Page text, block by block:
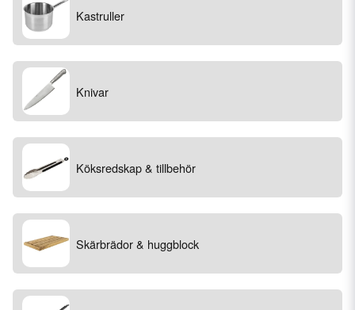
Kastruller
Knivar
Köksredskap & tillbehör
Skärbrädor & huggblock